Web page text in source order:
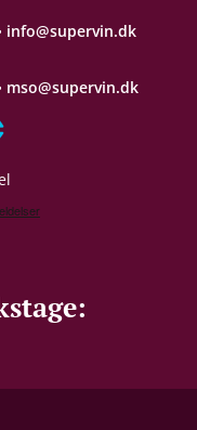
info@supervin.dk
mso@supervin.dk